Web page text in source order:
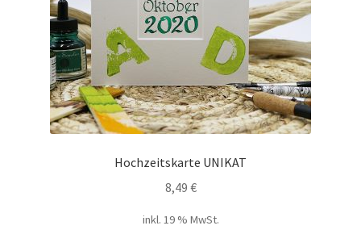
Hochzeitskarte UNIKAT
8,49 €
inkl. 19 % MwSt.